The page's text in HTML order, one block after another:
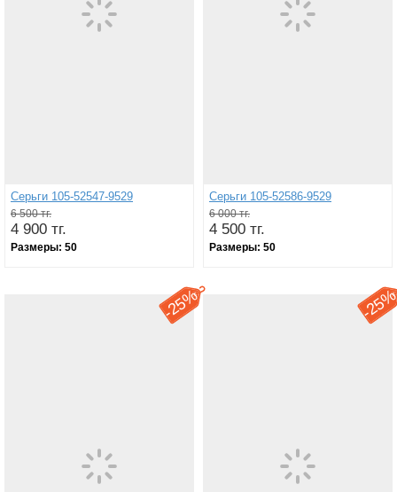
Серьги 105-52547-9529
6 500 тг.
4 900 тг.
Размеры: 50
Серьги 105-52586-9529
6 000 тг.
4 500 тг.
Размеры: 50
-
25% -